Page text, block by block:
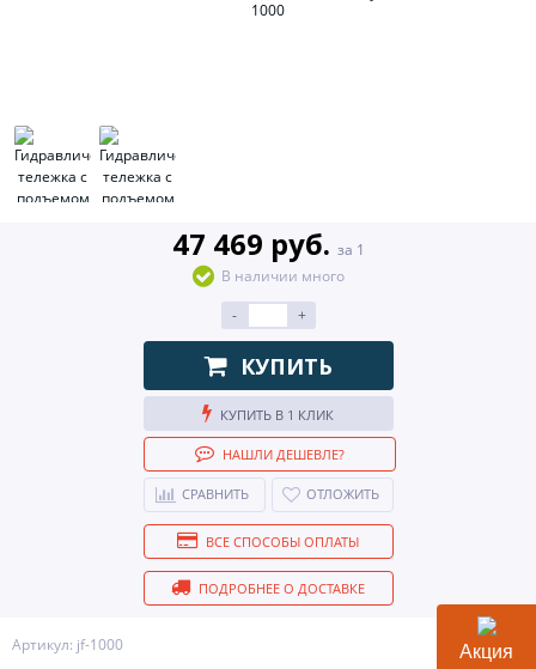
Артикул: jf-1000
47 469 руб. за 1
В наличии много
-
+
КУПИТЬ
КУПИТЬ В 1 КЛИК
НАШЛИ ДЕШЕВЛЕ?
СРАВНИТЬ ОТЛОЖИТЬ
ВСЕ СПОСОБЫ ОПЛАТЫ
ПОДРОБНЕЕ О ДОСТАВКЕ
Акция